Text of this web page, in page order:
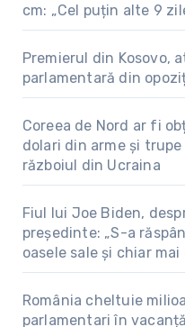
cm: „Cel puțin alte 9
Premierul din Kosovo,
parlamentară din
Coreea de Nord ar fi
dolari din arme și
războiul din Ucraina
Fiul lui Joe Biden,
președinte: „S-a
oasele sale și chiar mai
România cheltuie
parlamentari în